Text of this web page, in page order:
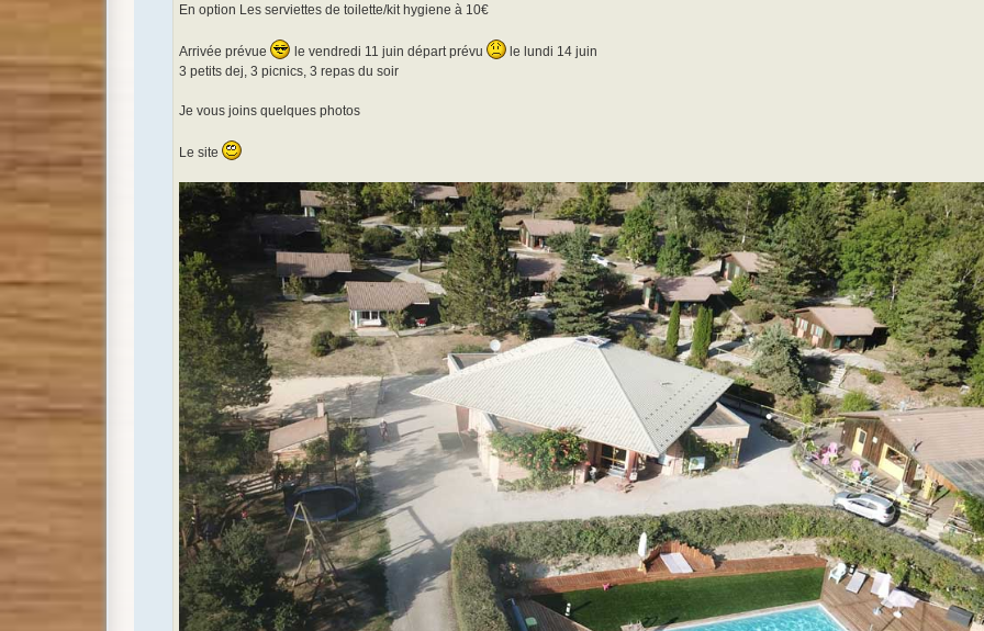
En option Les serviettes de toilette/kit hygiene à 10€
Arrivée prévue le vendredi 11 juin départ prévu
le lundi 14 juin
3 petits dej, 3 picnics, 3 repas du soir
Je vous joins quelques photos
Le site